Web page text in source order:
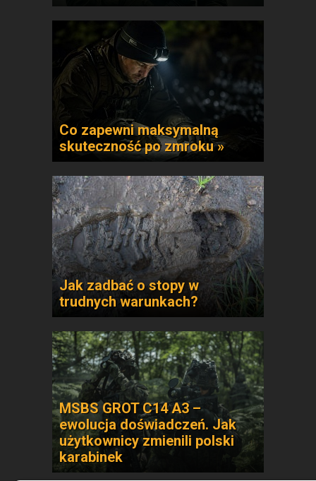
Co zapewni maksymalną
skuteczność po zmroku »
Jak zadbać o stopy w
trudnych warunkach?
MSBS GROT C14 A3 –
ewolucja doświadczeń. Jak
użytkownicy zmienili polski
karabinek